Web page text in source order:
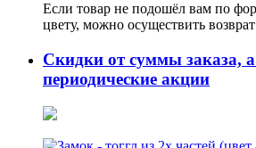
Если товар не подошёл вам по
цвету, можно осуществить
Скидки от суммы заказа,
периодические акции